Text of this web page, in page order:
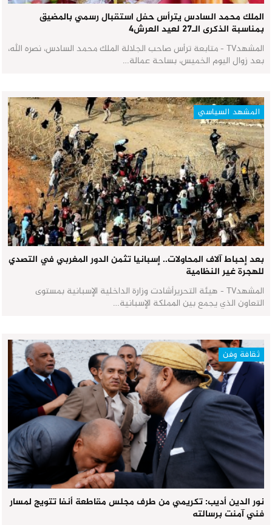
الملك محمد السادس يترأس حفل استقبال رسمي بالمضيق
بمناسبة الذكرى الـ27 لعيد العرش٤
المشهدTV - متابعة ترأس صاحب الجلالة الملك محمد السادس، نصره الله،
بعد زوال اليوم الخميس، بساحة عمالة…
المشهد السياسي
بعد إحباط آلاف المحاولات.. إسبانيا تثمن الدور المغربي في التصدي
للهجرة غير النظامية
المشهدTV - هيئة التحريرأشادت وزارة الداخلية الإسبانية بمستوى
التعاون الذي يجمع بين المملكة الإسبانية…
ثقافة وفن
نور الدين أديب: تكريمي من طرف مجلس مقاطعة أنفا تتويج لمسار
فني آمنت برسالته